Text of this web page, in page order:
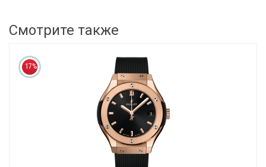
Смотрите также
17%